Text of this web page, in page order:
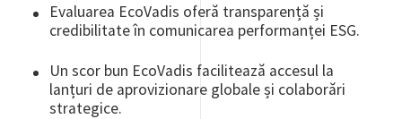
Evaluarea EcoVadis oferă transparență și
credibilitate în comunicarea performanței ESG.
Un scor bun EcoVadis facilitează accesul la
lanțuri de aprovizionare globale și colaborări
strategice.